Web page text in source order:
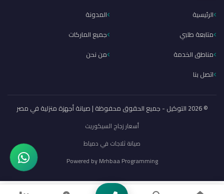
الرئيسية
المدونة
متابعة طلبي
جميع الماركات
مناطق الخدمة
من نحن
اتصل بنا
© 2026 التوكيل - جميع الحقوق محفوظة | صيانة أجهزة منزلية في مصر
أسعار زجاج السيكوريت
صيانة ثلاجات في دمياط
Powered byMrhbaa Programming